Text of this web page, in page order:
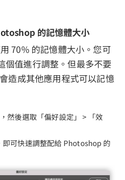
的記憶體大小
70% 的記憶體大小。您可
個值進行調整。但最多不要
造成其他應用程式可以記憶
然後選取「偏好設定」 > 「效
即可快速調整配給 Photoshop 的